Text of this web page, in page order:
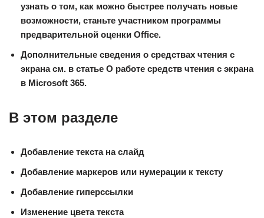
узнать о том, как можно быстрее получать новые
возможности, станьте участником программы
предварительной оценки Office.
Дополнительные сведения о средствах чтения с
экрана см. в статье О работе средств чтения с экрана
в Microsoft 365.
В этом разделе
Добавление текста на слайд
Добавление маркеров или нумерации к тексту
Добавление гиперссылки
Изменение цвета текста